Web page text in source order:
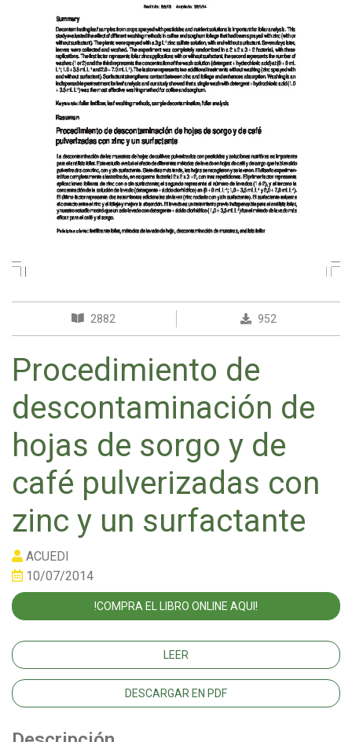
2882 952
Procedimiento de
descontaminación de
hojas de sorgo y de
café pulverizadas con
zinc y un surfactante
ACUEDI
10/07/2014
!COMPRA EL LIBRO ONLINE AQUI!
LEER
DESCARGAR EN PDF